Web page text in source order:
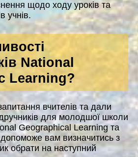
щодо ходу уроків та
учнів.
National
Learning?
вчителів та дали
для молодшої школи
Geographical Learning та
вам визначитись з
обрати на наступний